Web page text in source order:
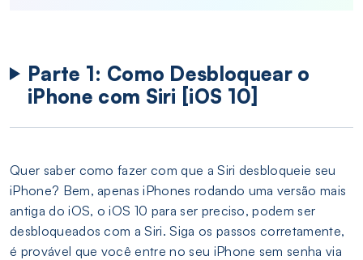
Parte 1: Como Desbloquear o
iPhone com Siri [iOS 10]
Quer saber como fazer com que a Siri desbloqueie seu
iPhone? Bem, apenas iPhones rodando uma versão mais
antiga do iOS, o iOS 10 para ser preciso, podem ser
desbloqueados com a Siri. Siga os passos corretamente,
é provável que você entre no seu iPhone sem senha via